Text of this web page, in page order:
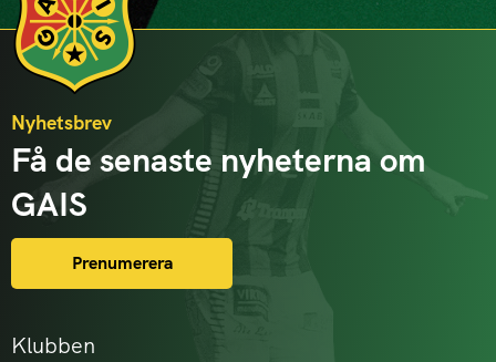
Klubben
Nyhetsbrev
Få de senaste nyheterna om
GAIS
Prenumerera